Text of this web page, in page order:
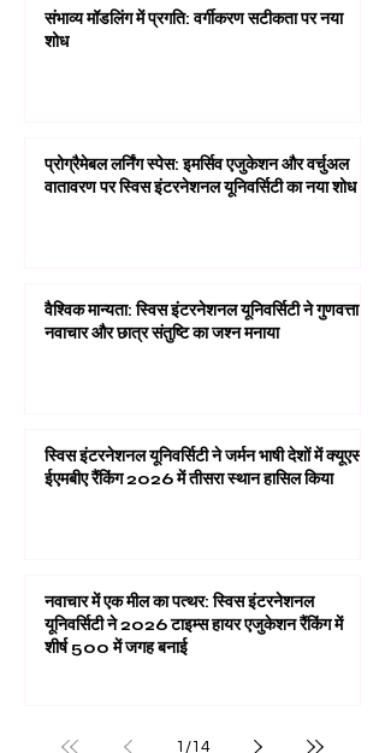
संभाव्य मॉडलिंग में प्रगति: वर्गीकरण सटीकता पर नया
शोध
प्रोग्रैमेबल लर्निंग स्पेस: इमर्सिव एजुकेशन और वर्चुअल
वातावरण पर स्विस इंटरनेशनल यूनिवर्सिटी का नया शोध
वैश्विक मान्यता: स्विस इंटरनेशनल यूनिवर्सिटी ने गुणवत्ता,
नवाचार और छात्र संतुष्टि का जश्न मनाया
स्विस इंटरनेशनल यूनिवर्सिटी ने जर्मन भाषी देशों में क्यूएस
ईएमबीए रैंकिंग 2026 में तीसरा स्थान हासिल किया
नवाचार में एक मील का पत्थर: स्विस इंटरनेशनल
यूनिवर्सिटी ने 2026 टाइम्स हायर एजुकेशन रैंकिंग में
शीर्ष 500 में जगह बनाई
1 /14